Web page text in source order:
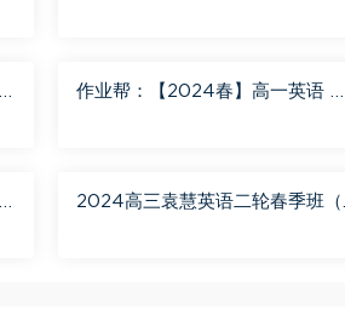
作业帮：【2024春】高一英语
2024高三袁慧英语二轮春季班